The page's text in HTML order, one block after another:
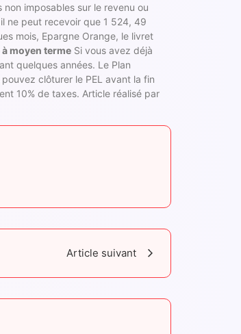
imposables sur le revenu ou
ne peut recevoir que 1 524, 49
mois, Epargne Orange, le livret
moyen terme Si vous avez déjà
quelques années. Le Plan
clôturer le PEL avant la fin
10% de taxes. Article réalisé par
Article suivant